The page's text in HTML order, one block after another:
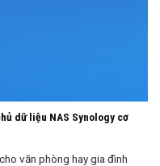
dữ liệu NAS Synology cơ
văn phòng hay gia đình